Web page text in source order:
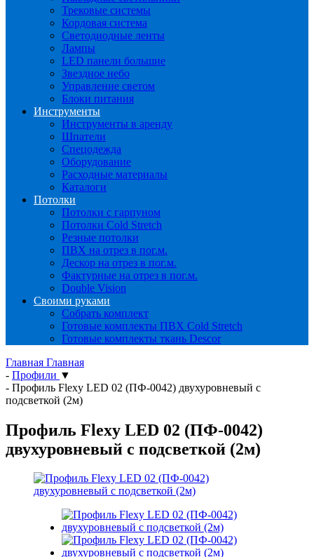
Трековые системы
Кордовая система
Светодиодные ленты
Лампы
LED панели большие
Звездное небо
Управление светом
Блоки питания
Инструменты
Инструменты в аренду
Шпатели
Спецодежда
Оборудование
Расходные материалы
Каталоги
Потолки
Потолки с гарпуном
Потолки Cold Stretch
Резные потолки
ПВХ на отрез в пог.м.
Дескор на отрез в пог.м.
Фактурные на отрез в пог.м.
Double Vision
Своими руками
Собрать комплект
Готовые комплекты ПВХ Cold Stretch
Готовые комплекты ткань Descor
Главная Главная
- Профили ▼
- Профиль Flexy LED 02 (ПФ-0042) двухуровневый с
подсветкой (2м)
Профиль Flexy LED 02 (ПФ-0042)
двухуровневый с подсветкой (2м)